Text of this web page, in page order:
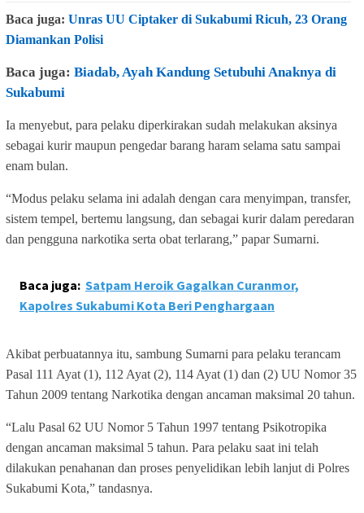
Baca juga: Unras UU Ciptaker di Sukabumi Ricuh, 23 Orang
Diamankan Polisi
Baca juga: Biadab, Ayah Kandung Setubuhi Anaknya di
Sukabumi
Ia menyebut, para pelaku diperkirakan sudah melakukan aksinya
sebagai kurir maupun pengedar barang haram selama satu sampai
enam bulan.
“Modus pelaku selama ini adalah dengan cara menyimpan, transfer,
sistem tempel, bertemu langsung, dan sebagai kurir dalam peredaran
dan pengguna narkotika serta obat terlarang,” papar Sumarni.
Baca juga: Satpam Heroik Gagalkan Curanmor,
Kapolres Sukabumi Kota Beri Penghargaan
Akibat perbuatannya itu, sambung Sumarni para pelaku terancam
Pasal 111 Ayat (1), 112 Ayat (2), 114 Ayat (1) dan (2) UU Nomor 35
Tahun 2009 tentang Narkotika dengan ancaman maksimal 20 tahun.
“Lalu Pasal 62 UU Nomor 5 Tahun 1997 tentang Psikotropika
dengan ancaman maksimal 5 tahun. Para pelaku saat ini telah
dilakukan penahanan dan proses penyelidikan lebih lanjut di Polres
Sukabumi Kota,” tandasnya.